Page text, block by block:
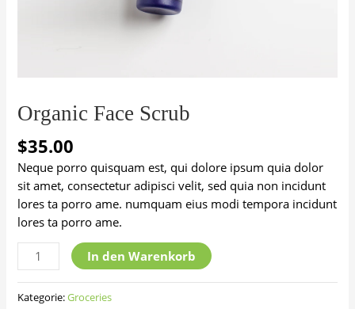
Organic Face Scrub
$35.00
Neque porro quisquam est, qui dolore ipsum quia dolor
sit amet, consectetur adipisci velit, sed quia non incidunt
lores ta porro ame. numquam eius modi tempora incidunt
lores ta porro ame.
Organic
Face
Scrub
Menge
In den Warenkorb
Kategorie:Groceries